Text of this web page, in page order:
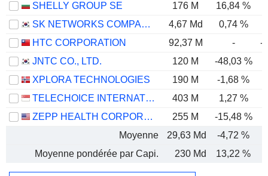
SHELLY GROUP SE
176 M 16,84 %
SK NETWORKS COMPANY LIMITED
4,67 Md 0,74 %
HTC CORPORATION
92,37 M -
-
JNTC CO., LTD.
120 M -48,03 %
XPLORA TECHNOLOGIES
190 M -1,68 %
TELECHOICE INTERNATIONAL LIMITED
403 M 1,27 %
ZEPP HEALTH CORPORATION
255 M -15,48 %
Moyenne
29,63 Md -4,72 %
Moyenne pondérée par Capi.
230 Md 13,22 %